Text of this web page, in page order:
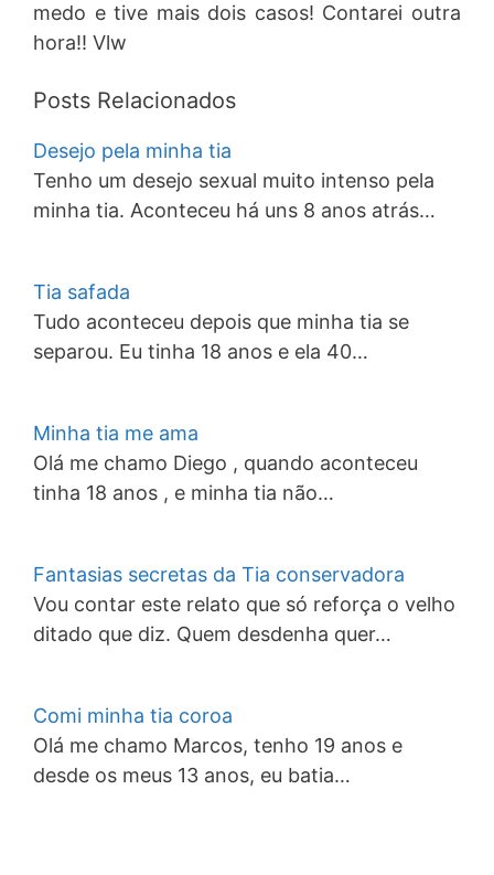
medo e tive mais dois casos! Contarei outra
hora!! Vlw
Posts Relacionados
Desejo pela minha tia
Tenho um desejo sexual muito intenso pela
minha tia. Aconteceu há uns 8 anos atrás…
Tia safada
Tudo aconteceu depois que minha tia se
separou. Eu tinha 18 anos e ela 40…
Minha tia me ama
Olá me chamo Diego , quando aconteceu
tinha 18 anos , e minha tia não…
Fantasias secretas da Tia conservadora
Vou contar este relato que só reforça o velho
ditado que diz. Quem desdenha quer…
Comi minha tia coroa
Olá me chamo Marcos, tenho 19 anos e
desde os meus 13 anos, eu batia…